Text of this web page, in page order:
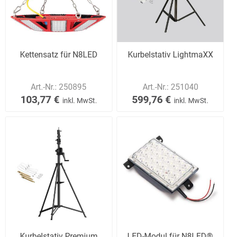
Kettensatz für N8LED
Art.-Nr.: 250895
103,77 € inkl. MwSt.
Kurbelstativ LightmaXX
Art.-Nr.: 251040
599,76 € inkl. MwSt.